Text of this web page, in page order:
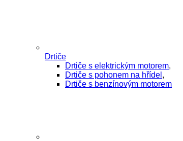
Drtiče
Drtiče s elektrickým motorem,
Drtiče s pohonem na hřídel ,
Drtiče s benzínovým motorem